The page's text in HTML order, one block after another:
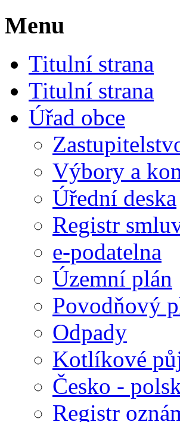
Menu
Titulní strana
Titulní strana
Úřad obce
Výbory a
Úřední deska
Registr
e-podatelna
Územní plán
Povodňový
Odpady
Kotlíkové
Česko -
Registr